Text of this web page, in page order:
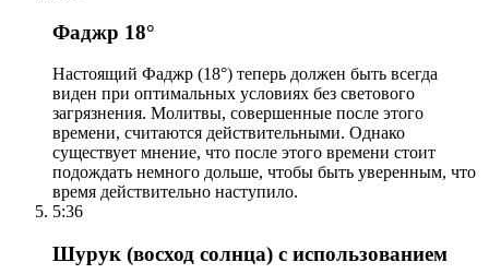
Фаджр 18°
Настоящий Фаджр (18°) теперь должен быть всегда
виден при оптимальных условиях без светового
загрязнения. Молитвы, совершенные после этого
времени, считаются действительными. Однако
существует мнение, что после этого времени стоит
подождать немного дольше, чтобы быть уверенным, что
время действительно наступило.
5:36
Шурук (восход солнца) с использованием